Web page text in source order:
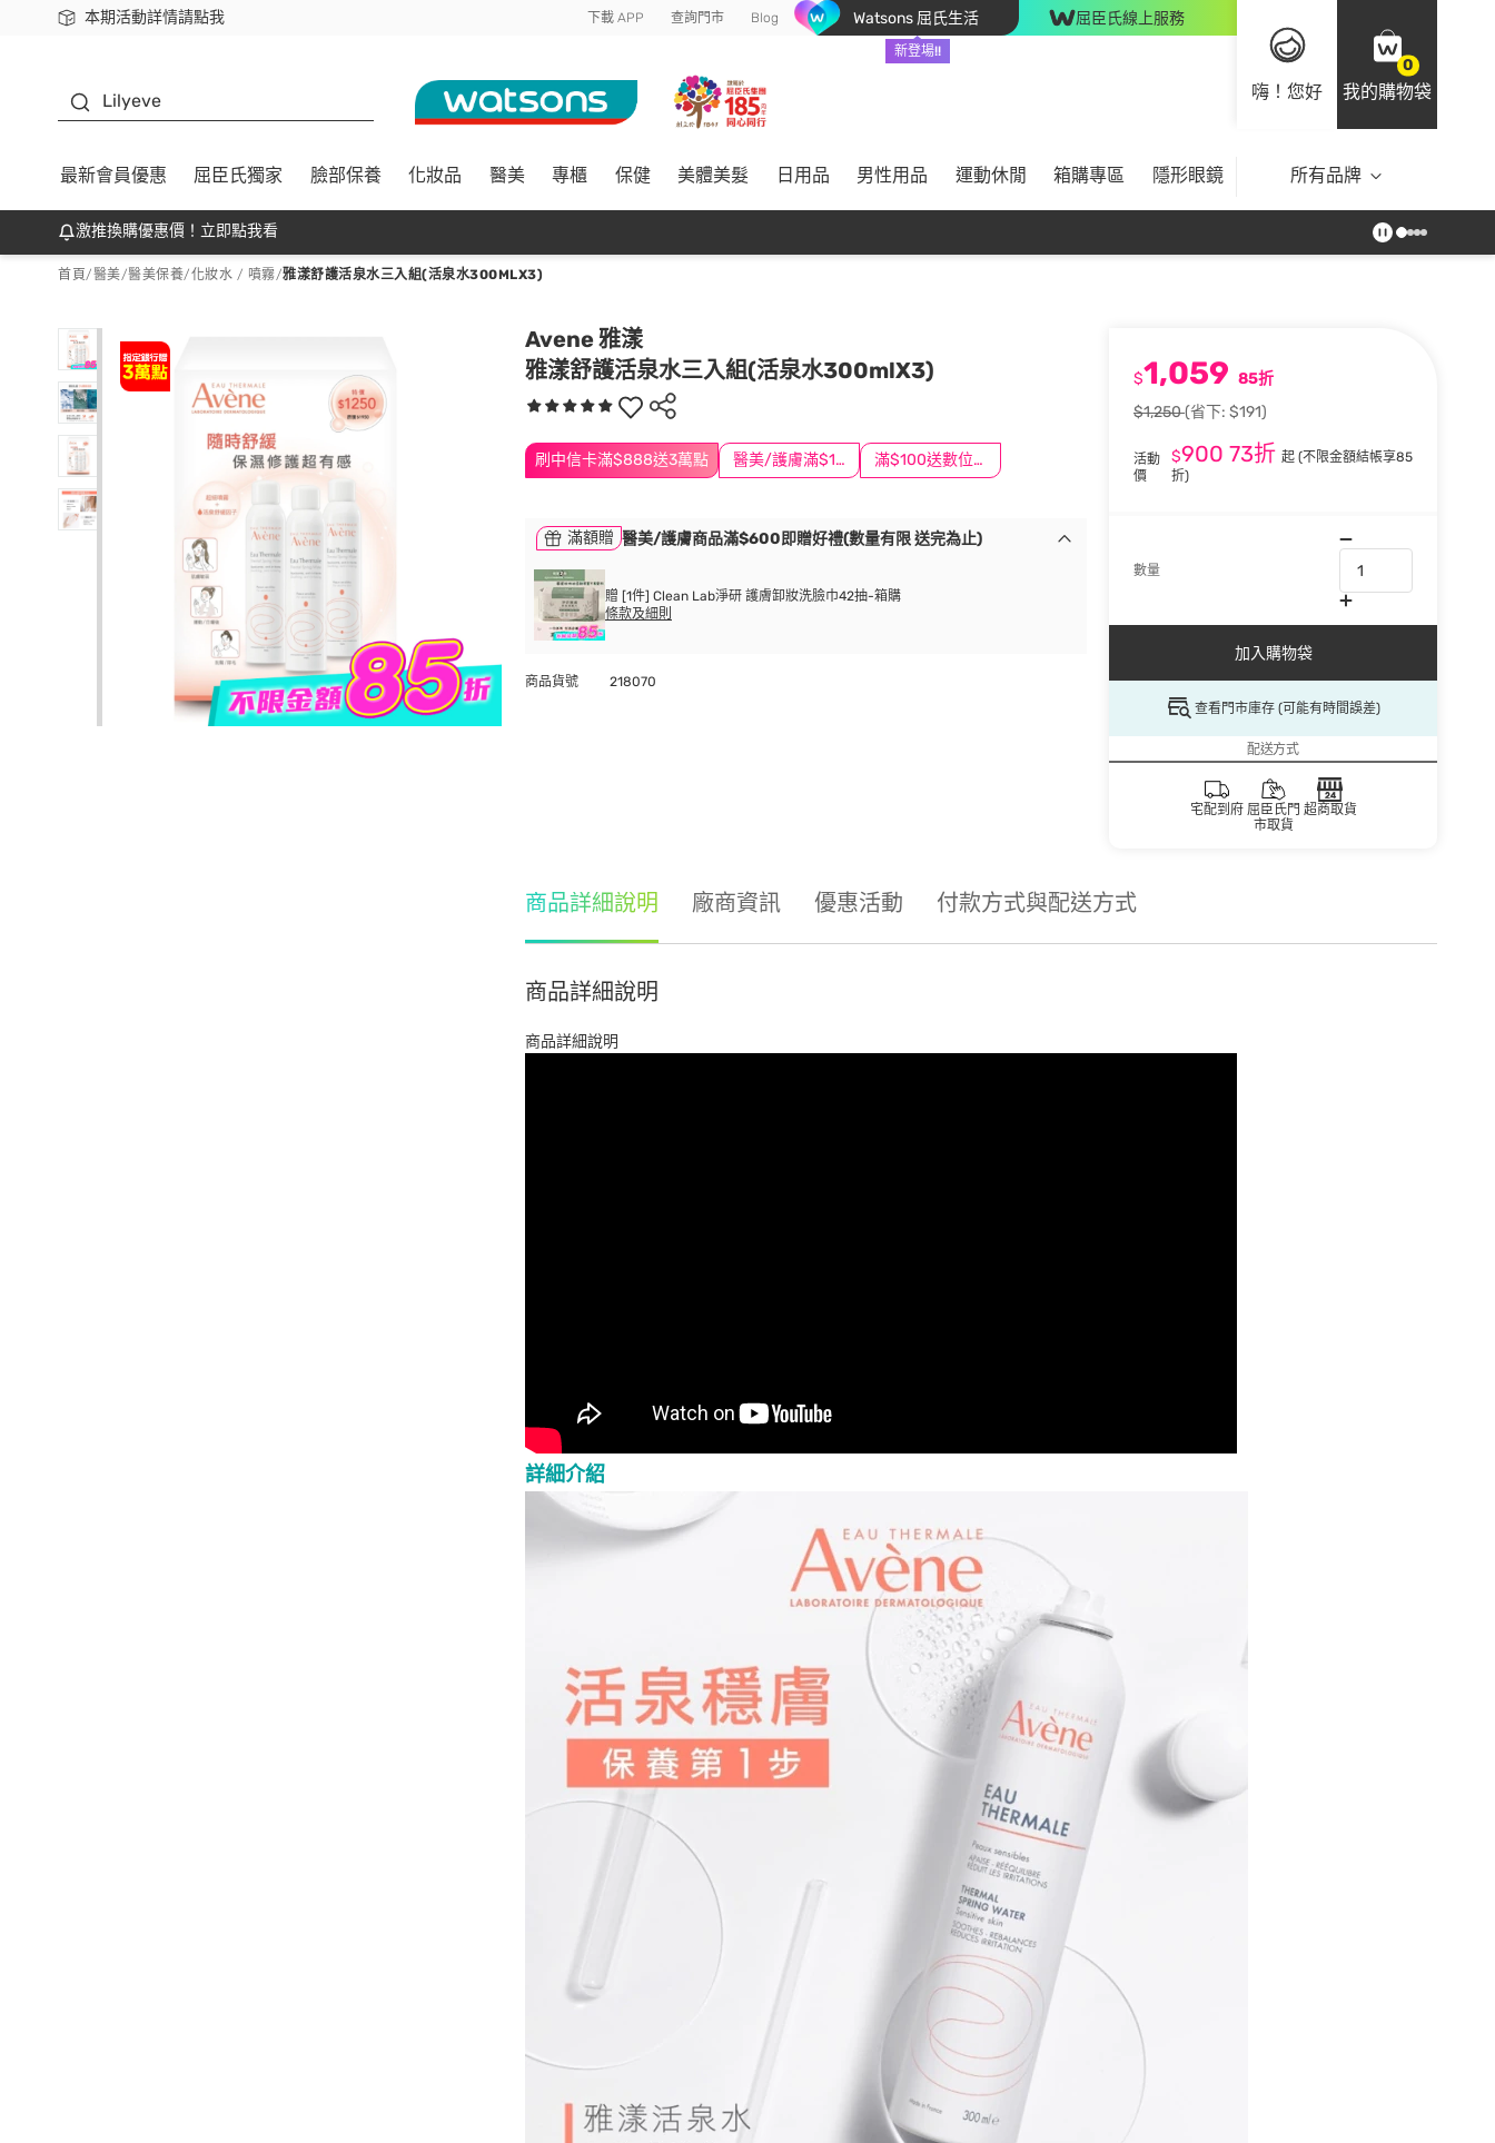
本期活動詳情請點我
下載app最高回饋$350 下載 APP 查詢門市 Blog Watsons 屈氏生活
新登場!!
屈臣氏線上服務
嗨！您好
0
我的購物袋
Lilyeve
最新會員優惠 屈臣氏獨家 臉部保養 化妝品 醫美 專櫃 保健 美體美髮 日用品 男性用品 運動休閒 箱購專區 隱形眼鏡 所有品牌
激推換購優惠價！立即點我看
首頁/醫美/醫美保養/化妝水 / 噴霧/雅漾舒護活泉水三入組(活泉水300MLX3)
Avene 雅漾
雅漾舒護活泉水三入組(活泉水300mlX3)
刷中信卡滿$888送3萬點 醫美/護膚滿$1200送$200 滿$100送數位印花
$1,059 85折
$1,250(省下: $191)
活動
價
$900 73折 起 (不限金額結帳享85
折)
數量
加入購物袋
查看門市庫存 (可能有時間誤差)
配送方式
宅配到府 屈臣氏門
市取貨
超商取貨
滿額贈 醫美/護膚商品滿$600即贈好禮(數量有限 送完為止)
贈 [1件] Clean Lab淨研 護膚卸妝洗臉巾42抽-箱購
條款及細則
商品貨號 218070
商品詳細說明 廠商資訊 優惠活動 付款方式與配送方式
商品詳細說明
商品詳細說明
詳細介紹